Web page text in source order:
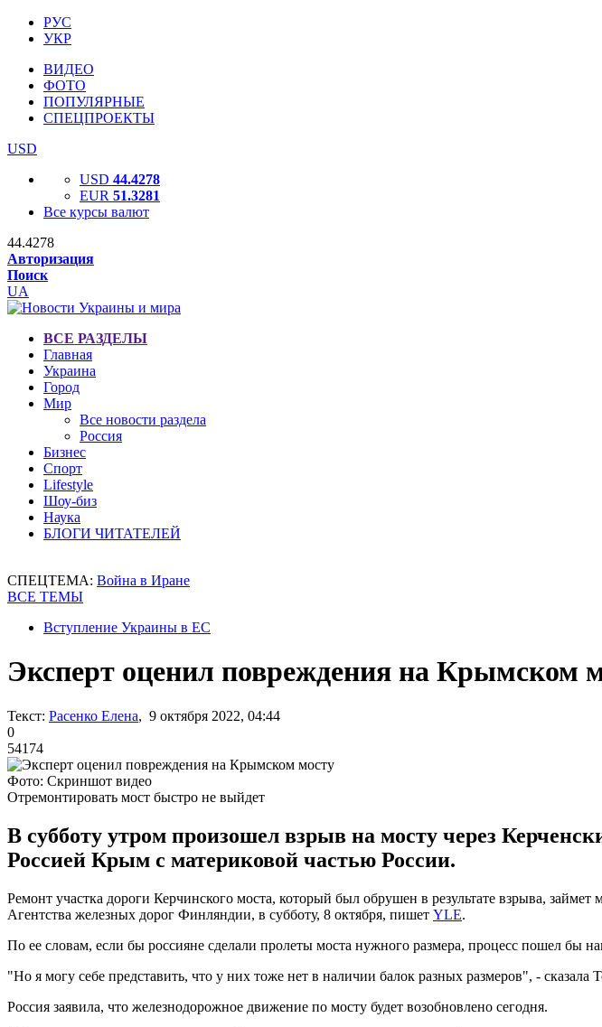
РУС
УКР
ВИДЕО
ФОТО
ПОПУЛЯРНЫЕ
СПЕЦПРОЕКТЫ
USD
USD 44.4278
EUR 51.3281
Все курсы валют
44.4278
Авторизация
Поиск
UA
ВСЕ РАЗДЕЛЫ
Главная
Украина
Город
Мир
Все новости раздела
Россия
Бизнес
Спорт
Lifestyle
Шоу-биз
Наука
БЛОГИ ЧИТАТЕЛЕЙ
СПЕЦТЕМА: Война в Иране
ВСЕ ТЕМЫ
Вступление Украины в ЕС
Эксперт оценил повреждения на Крымском
Текст: Расенко Елена, 9 октября 2022, 04:44
0
54174
Фото: Скриншот видео
Отремонтировать мост быстро не выйдет
В субботу утром произошел взрыв на мосту через
Россией Крым с материковой частью России.
Ремонт участка дороги Керчинcкого моста, который был обрушен в результате взрыва,
Агентства железных дорог Финляндии, в субботу, 8 октября, пишет YLE.
По ее словам, если бы россияне сделали пролеты моста нужного размера, процесс пошел бы
"Но я могу себе представить, что у них тоже нет в наличии балок разных размеров", - сказала
Россия заявила, что железнодорожное движение по мосту будет возобновлено сегодня.